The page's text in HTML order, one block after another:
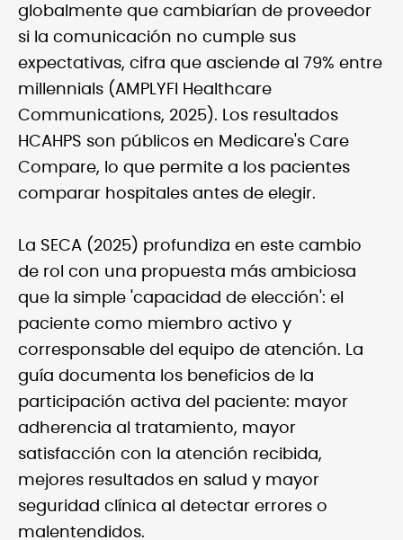
globalmente que cambiarían de proveedor
si la comunicación no cumple sus
expectativas, cifra que asciende al 79% entre
millennials (AMPLYFI Healthcare
Communications, 2025). Los resultados
HCAHPS son públicos en Medicare's Care
Compare, lo que permite a los pacientes
comparar hospitales antes de elegir.
La SECA (2025) profundiza en este cambio
de rol con una propuesta más ambiciosa
que la simple 'capacidad de elección': el
paciente como miembro activo y
corresponsable del equipo de atención. La
guía documenta los beneficios de la
participación activa del paciente: mayor
adherencia al tratamiento, mayor
satisfacción con la atención recibida,
mejores resultados en salud y mayor
seguridad clínica al detectar errores o
malentendidos.